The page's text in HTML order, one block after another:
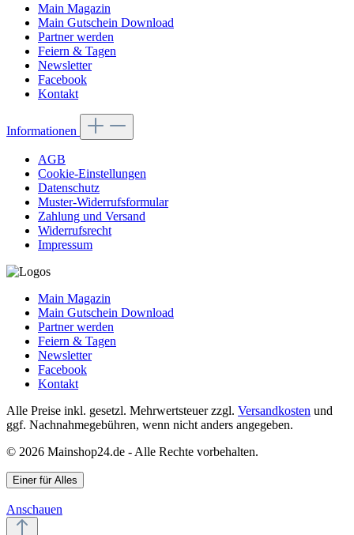
Main Magazin
Main Gutschein Download
Partner werden
Feiern & Tagen
Newsletter
Facebook
Kontakt
Informationen
AGB
Cookie-Einstellungen
Datenschutz
Muster-Widerrufsformular
Zahlung und Versand
Widerrufsrecht
Impressum
Main Magazin
Main Gutschein Download
Partner werden
Feiern & Tagen
Newsletter
Facebook
Kontakt
Alle Preise inkl. gesetzl. Mehrwertsteuer zzgl. Versandkosten und
ggf. Nachnahmegebühren, wenn nicht anders angegeben.
© 2026 Mainshop24.de - Alle Rechte vorbehalten.
Einer für Alles
Anschauen